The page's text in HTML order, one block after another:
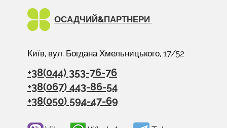
ОСАДЧИЙ&ПАРТНЕРИ
Київ, вул. Богдана Хмельницького, 17/52
+38(044) 353-76-76
+38(067) 443-86-54
+38(050) 594-47-69